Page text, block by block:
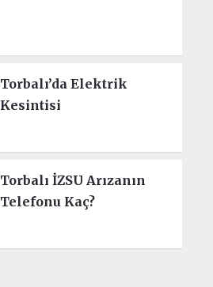
Torbalı’da Elektrik
Kesintisi
Torbalı İZSU Arızanın
Telefonu Kaç?